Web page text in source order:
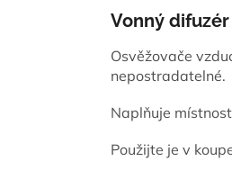
Vonný
Osvěžovače
nepostradatelné.
Naplňuje
Použijte je v